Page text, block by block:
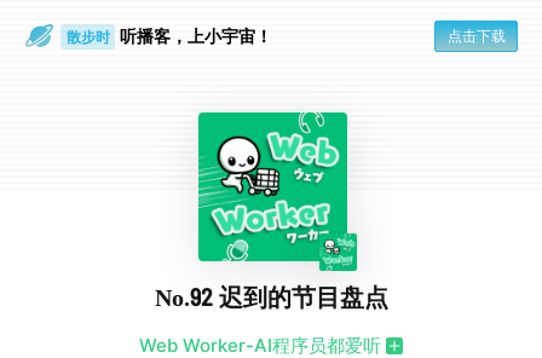
散步时 听播客，上小宇宙！ 点击下载
No.92 迟到的节目盘点
Web Worker-AI程序员都爱听